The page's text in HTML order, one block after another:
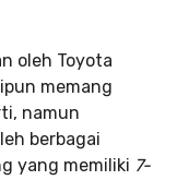
oleh Toyota
memang
namun
berbagai
yang memiliki 7-